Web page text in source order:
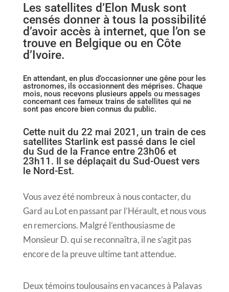
Les satellites d’Elon Musk sont
censés donner à tous la possibilité
d’avoir accès à internet, que l’on se
trouve en Belgique ou en Côte
d’Ivoire.
En attendant, en plus d’occasionner une gêne pour les
astronomes, ils occasionnent des méprises. Chaque
mois, nous recevons plusieurs appels ou messages
concernant ces fameux trains de satellites qui ne
sont pas encore bien connus du public.
Cette nuit du 22 mai 2021, un train de ces
satellites Starlink est passé dans le ciel
du Sud de la France entre 23h06 et
23h11. Il se déplaçait du Sud-Ouest vers
le Nord-Est.
Vous avez été nombreux à nous contacter, du
Gard au Lot en passant par l’Hérault, et nous vous
en remercions. Malgré l’enthousiasme de
Monsieur D. qui se reconnaîtra, il ne s’agit pas
encore de la preuve ultime tant attendue.
Deux témoins toulousains en vacances à Palavas